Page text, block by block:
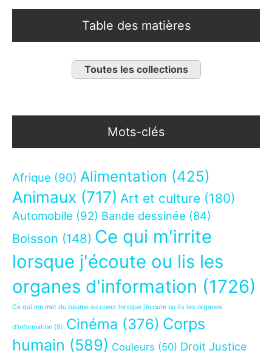
Table des matières
Toutes les collections
Mots-clés
Afrique (90) Alimentation (425)
Animaux (717) Art et culture (180)
Automobile (92) Bande dessinée (84)
Boisson (148) Ce qui m'irrite
lorsque j'écoute ou lis les
organes d'information (1726)
Ce qui me met du baume au coeur lorsque j’écoute ou lis les organes
d’information (9) Cinéma (376) Corps
humain (589) Couleurs (50) Droit Justice